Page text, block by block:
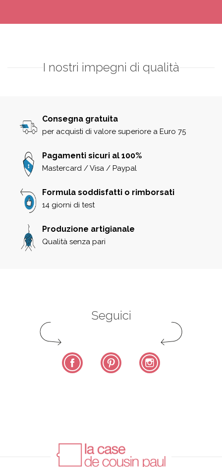
I nostri impegni di qualità
Consegna gratuita
per acquisti di valore superiore a Euro 75
Pagamenti sicuri al 100%
Mastercard / Visa / Paypal
Formula soddisfatti o rimborsati
14 giorni di test
Produzione artigianale
Qualità senza pari
Seguici
Facebook Pinterest